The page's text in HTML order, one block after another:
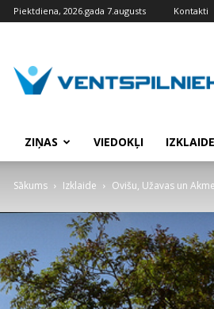
Piektdiena, 2026.gada 7.augusts Kontakti
ZIŅAS VIEDOKĻI IZKLAIDE
Sākums Izklaide Ovišu, Užavas un